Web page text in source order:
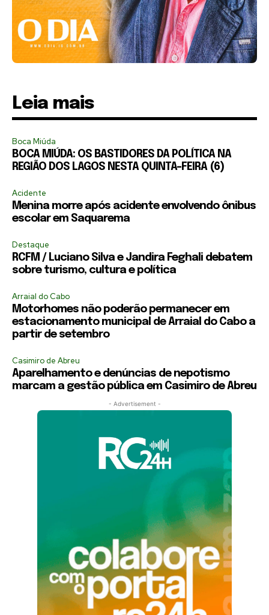
Leia mais
Boca Miúda
BOCA MIÚDA: OS BASTIDORES DA POLÍTICA NA
REGIÃO DOS LAGOS NESTA QUINTA-FEIRA (6)
Acidente
Menina morre após acidente envolvendo ônibus
escolar em Saquarema
Destaque
RCFM / Luciano Silva e Jandira Feghali debatem
sobre turismo, cultura e política
Arraial do Cabo
Motorhomes não poderão permanecer em
estacionamento municipal de Arraial do Cabo a
partir de setembro
Casimiro de Abreu
Aparelhamento e denúncias de nepotismo
marcam a gestão pública em Casimiro de Abreu
- Advertisement -